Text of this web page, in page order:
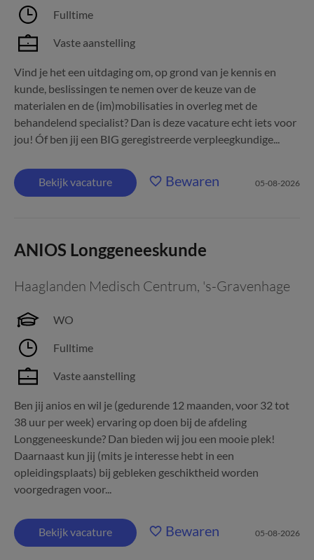
Fulltime
Vaste aanstelling
Vind je het een uitdaging om, op grond van je kennis en
kunde, beslissingen te nemen over de keuze van de
materialen en de (im)mobilisaties in overleg met de
behandelend specialist? Dan is deze vacature echt iets voor
jou! Óf ben jij een BIG geregistreerde verpleegkundige...
Bekijk vacature Bewaren 05-08-2026
ANIOS Longgeneeskunde
Haaglanden Medisch Centrum, 's-Gravenhage
WO
Fulltime
Vaste aanstelling
Ben jij anios en wil je (gedurende 12 maanden, voor 32 tot
38 uur per week) ervaring op doen bij de afdeling
Longgeneeskunde? Dan bieden wij jou een mooie plek!
Daarnaast kun jij (mits je interesse hebt in een
opleidingsplaats) bij gebleken geschiktheid worden
voorgedragen voor...
Bekijk vacature Bewaren 05-08-2026